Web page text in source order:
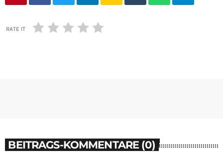
RATE IT
BEITRAGS-KOMMENTARE (0)